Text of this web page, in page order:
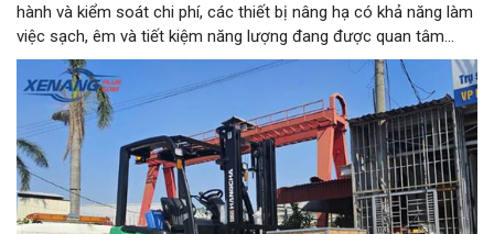
hành và kiểm soát chi phí, các thiết bị nâng hạ có khả năng làm
việc sạch, êm và tiết kiệm năng lượng đang được quan tâm
nhiều. Xe nâng điện 1.5 tấn là một trong những lựa chọn phù
hợp với nhiều kho bãi, nhà xưởng và cơ sở sản xuất nhờ tải
trọng đáp ứng các loại hàng hóa phổ biến, đồng thời có khả
năng vận hành linh hoạt trong nhiều môi trường.